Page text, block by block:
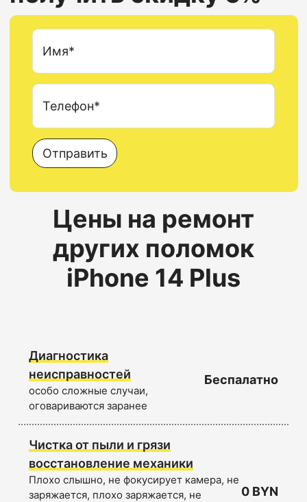
Имя*
Телефон*
Отправить
Цены на ремонт
других поломок
iPhone 14 Plus
Диагностика
неисправностей
особо сложные случаи,
оговариваются заранее
Беспалатно
Чистка от пыли и грязи
восстановление механики
Плохо слышно, не фокусирует камера, не
заряжается, плохо заряжается, не
0 BYN